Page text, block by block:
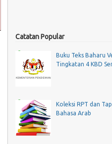
Catatan Popular
Buku Teks Baharu
Tingkatan 4 KBD
Koleksi RPT dan
Bahasa Arab